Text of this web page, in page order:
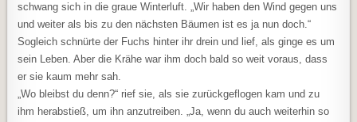
schwang sich in die graue Winterluft. „Wir haben den Wind gegen uns
und weiter als bis zu den nächsten Bäumen ist es ja nun doch.“
Sogleich schnürte der Fuchs hinter ihr drein und lief, als ginge es um
sein Leben. Aber die Krähe war ihm doch bald so weit voraus, dass
er sie kaum mehr sah.
„Wo bleibst du denn?“ rief sie, als sie zurückgeflogen kam und zu
ihm herabstieß, um ihn anzutreiben. „Ja, wenn du auch weiterhin so